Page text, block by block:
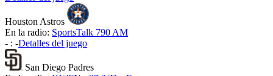
Houston Astros
En la radio: SportsTalk 790 AM
- : -Detalles del juego
San Diego Padres